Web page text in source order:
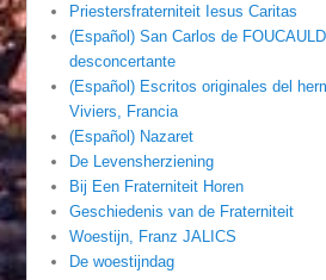
Priestersfraterniteit Iesus Caritas
(Español) San Carlos de
desconcertante
(Español) Escritos originales del
Viviers, Francia
(Español) Nazaret
De Levensherziening
Bij Een Fraterniteit Horen
Geschiedenis van de Fraterniteit
Woestijn, Franz JALICS
De woestijndag